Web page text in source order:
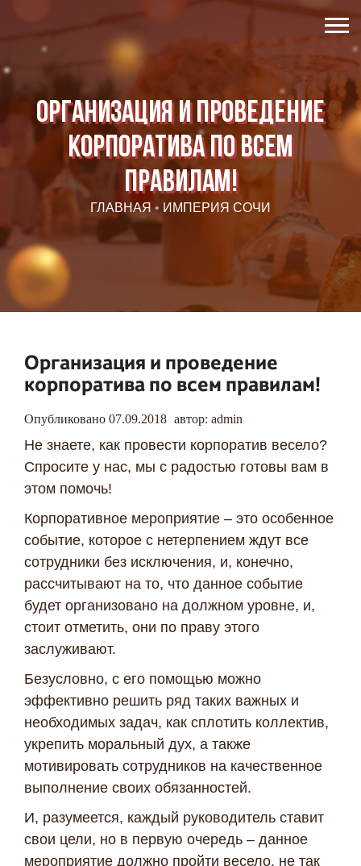
Организация и проведение
корпоратива по всем
правилам!
ГЛАВНАЯ • ИМПЕРИЯ СОЧИ
Организация и проведение
корпоратива по всем правилам!
Опубликовано 07.09.2018 автор: admin
Не знаете, как провести корпоратив весело?
Спросите у нас, мы с радостью готовы вам в
этом помочь!
Корпоративное мероприятие – это особенное
событие, которое с нетерпением ждут все
сотрудники без исключения, и, конечно,
рассчитывают на то, что данное событие
будет организовано на должном уровне, и,
стоит отметить, они по праву этого
заслуживают.
Безусловно, с его помощью можно
эффективно решить ряд таких важных и
необходимых задач, как сплотить коллектив,
укрепить моральный дух, а также
мотивировать сотрудников на качественное
выполнение своих обязанностей.
И, разумеется, каждый руководитель ставит
свои цели, но в первую очередь – данное
мероприятие должно пройти весело, не так